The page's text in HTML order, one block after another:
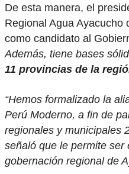
De esta manera, el
Regional Agua Ayacucho
como candidato al
Además, tiene bases
11 provincias de la
“Hemos formalizado la
Perú Moderno, a fin de
regionales y municipales
señaló que le permite ser
gobernación regional de